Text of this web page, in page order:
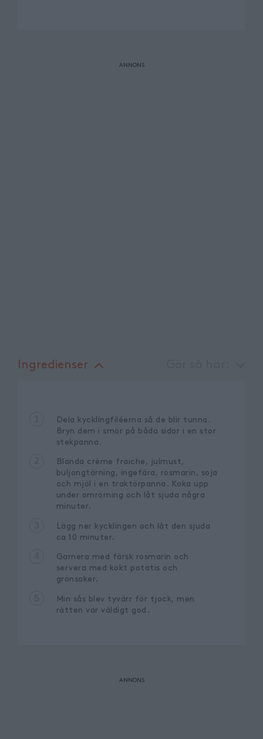
Ingredienser
Dela kycklingfiléerna så de blir tunna.
Bryn dem i smör på båda sidor i en stor
stekpanna.
Blanda crème fraiche, julmust,
buljongtärning, ingefära, rosmarin, soja
och mjöl i en traktörpanna. Koka upp
under omrörning och låt sjuda några
minuter.
Lägg ner kycklingen och låt den sjuda
ca 10 minuter.
Garnera med färsk rosmarin och
servera med kokt potatis och
grönsaker.
Min sås blev tyvärr för tjock, men
rätten var väldigt god.